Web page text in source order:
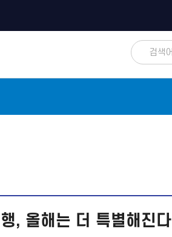
, 올해는 더 특별해진다